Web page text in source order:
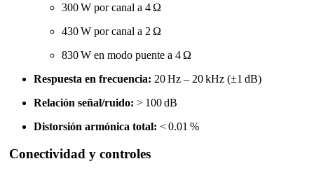
300 W por canal a 4 Ω
430 W por canal a 2 Ω
830 W en modo puente a 4 Ω
Respuesta en frecuencia: 20 Hz – 20 kHz (±1 dB)
Relación señal/ruido: > 100 dB
Distorsión armónica total: < 0.01 %
Conectividad y controles